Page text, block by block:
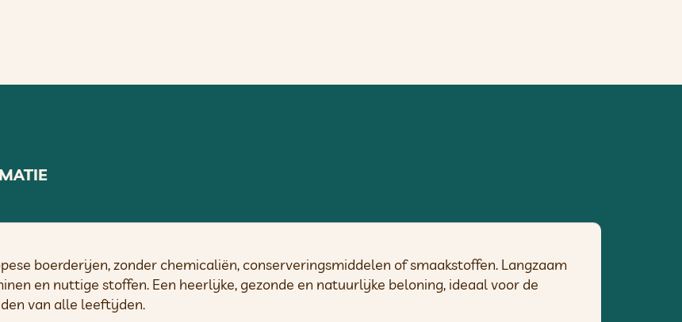
boerderijen, zonder chemicaliën, conserveringsmiddelen of smaakstoffen. Langzaam
en nuttige stoffen. Een heerlijke, gezonde en natuurlijke beloning, ideaal voor de
van alle leeftijden.